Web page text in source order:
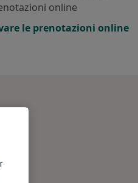
online
le prenotazioni online